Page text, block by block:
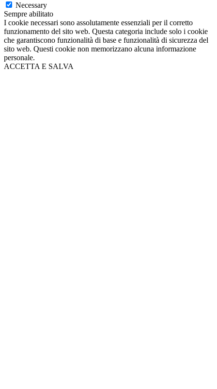
Necessary
Sempre abilitato
I cookie necessari sono assolutamente essenziali per il corretto
funzionamento del sito web. Questa categoria include solo i cookie
che garantiscono funzionalità di base e funzionalità di sicurezza del
sito web. Questi cookie non memorizzano alcuna informazione
personale.
ACCETTA E SALVA